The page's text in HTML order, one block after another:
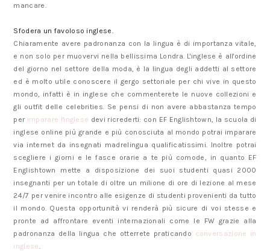
mancare.
Sfodera un favoloso inglese.
Chiaramente avere padronanza con la lingua è di importanza vitale,
e non solo per muovervi nella bellissima Londra. L'inglese è all'ordine
del giorno nel settore della moda, è la lingua degli addetti al settore
ed è molto utile conoscere il gergo settoriale per chi vive in questo
mondo, infatti è in inglese che commenterete le nuove collezioni e
gli outfit delle celebrities. Se pensi di non avere abbastanza tempo
per imparare l'inglese devi ricrederti: con EF Englishtown, la scuola di
inglese online più grande e più conosciuta al mondo potrai imparare
via internet da insegnati madrelingua qualificatissimi. Inoltre potrai
scegliere i giorni e le fasce orarie a te più comode, in quanto EF
Englishtown mette a disposizione dei suoi studenti quasi 2000
insegnanti per un totale di oltre un milione di ore di lezione al mese
24/7 per venire incontro alle esigenze di studenti provenienti da tutto
il mondo. Questa opportunità vi renderà più sicure di voi stesse e
pronte ad affrontare eventi internazionali come le FW grazie alla
padronanza della lingua che otterrete praticando conversazione in
inglese